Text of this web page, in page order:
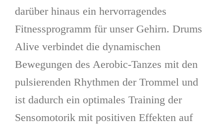
darüber hinaus ein hervorragendes
Fitnessprogramm für unser Gehirn. Drums
Alive verbindet die dynamischen
Bewegungen des Aerobic-Tanzes mit den
pulsierenden Rhythmen der Trommel und
ist dadurch ein optimales Training der
Sensomotorik mit positiven Effekten auf